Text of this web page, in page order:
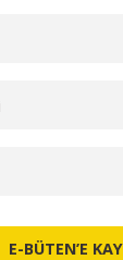
resim, ürün
E-BÜTEN’E